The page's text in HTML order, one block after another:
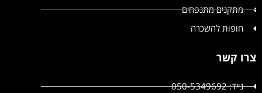
מתקנים מתנפחים
חופות להשכרה
צרו קשר
נייד: 050-5349692